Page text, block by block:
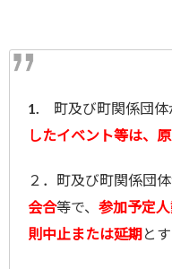
1. 町及び町関係団体
したイベント等は、
２．町及び町関係団
会合等で、 参加予定
則中止または延期とす